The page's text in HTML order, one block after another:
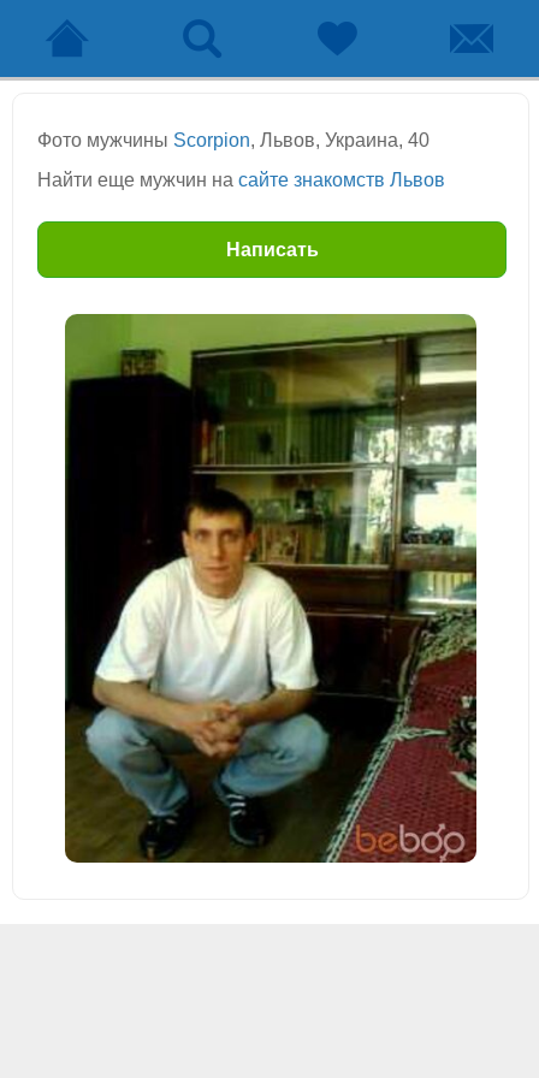
Фото мужчины Scorpion, Львов, Украина, 40
Найти еще мужчин на сайте знакомств Львов
Написать